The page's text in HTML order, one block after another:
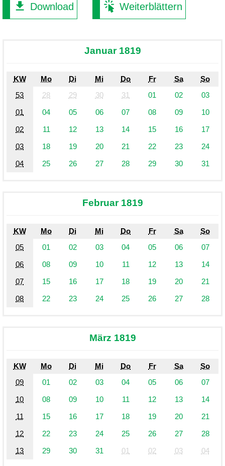
Download Weiterblättern
Januar 1819
KW Mo Di Mi Do Fr Sa
So
53
28 29 30 31 01 02
03
01
04 05 06 07 08 09
10
02
11 12 13 14 15 16
17
03
18 19 20 21 22 23
24
04
25 26 27 28 29 30 31
Februar 1819
KW Mo Di Mi Do Fr Sa
So
05
01 02 03 04 05 06
07
06
08 09 10 11 12 13
14
07
15 16 17 18 19 20
21
08
22 23 24 25 26 27 28
März 1819
KW Mo Di Mi Do Fr Sa
So
09
01 02 03 04 05 06
07
10
08 09 10 11 12 13
14
11
15 16 17 18 19 20
21
12
22 23 24 25 26 27
28
13
29 30 31 01 02 03 04